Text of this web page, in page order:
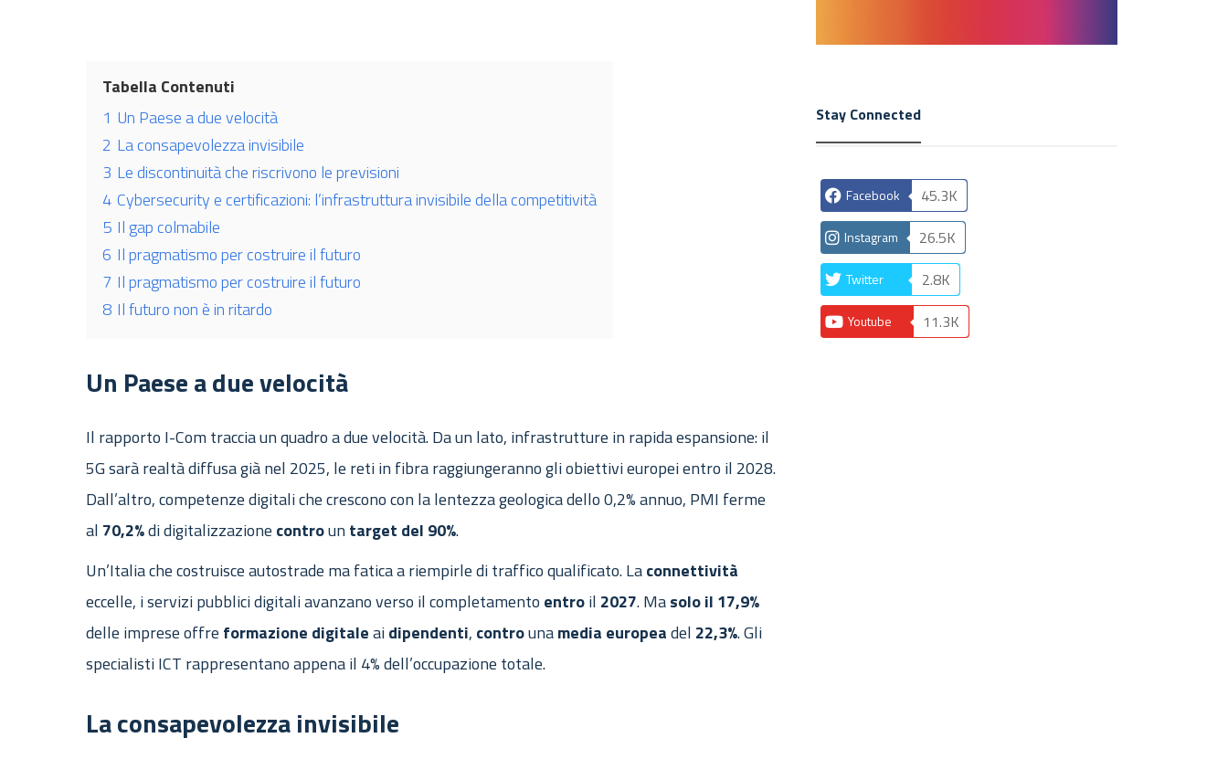
Tabella Contenuti
1 Un Paese a due velocità
2 La consapevolezza invisibile
3 Le discontinuità che riscrivono le previsioni
4 Cybersecurity e certificazioni: l’infrastruttura invisibile della competitività
5 Il gap colmabile
6 Il pragmatismo per costruire il futuro
7 Il pragmatismo per costruire il futuro
8 Il futuro non è in ritardo
Un Paese a due velocità
Il rapporto I-Com traccia un quadro a due velocità. Da un lato, infrastrutture in rapida espansione: il
5G sarà realtà diffusa già nel 2025, le reti in fibra raggiungeranno gli obiettivi europei entro il 2028.
Dall’altro, competenze digitali che crescono con la lentezza geologica dello 0,2% annuo, PMI ferme
al 70,2%di digitalizzazione controun target del 90%.
Un’Italia che costruisce autostrade ma fatica a riempirle di traffico qualificato. Laconnettività
eccelle, i servizi pubblici digitali avanzano verso il completamento entroil 2027. Masolo il 17,9%
delle imprese offre formazione digitaleaidipendenti, controunamedia europeadel 22,3%. Gli
specialisti ICT rappresentano appena il 4% dell’occupazione totale.
La consapevolezza invisibile
Stay Connected
Facebook 45.3K
Instagram 26.5K
Twitter 2.8K
Youtube 11.3K